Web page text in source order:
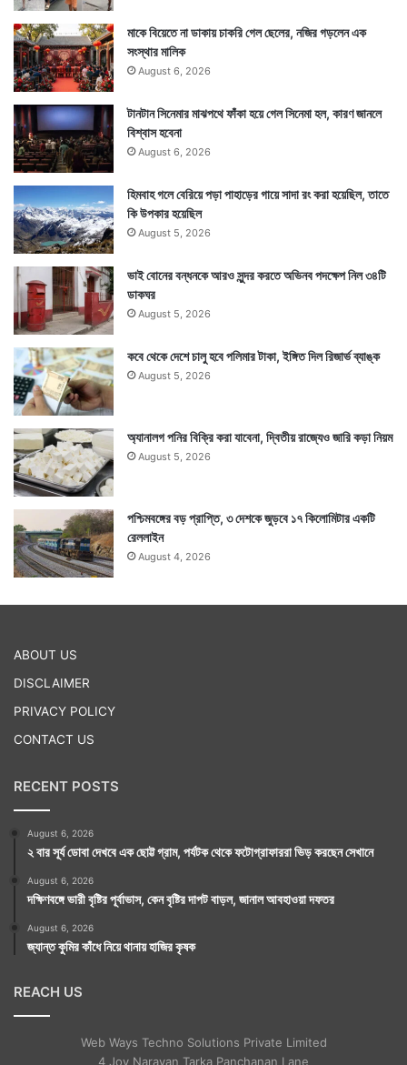
মাকে বিয়েতে না ডাকায় চাকরি গেল ছেলের, নজির গড়লেন এক
সংস্থার মালিক
August 6, 2026
টানটান সিনেমার মাঝপথে ফাঁকা হয়ে গেল সিনেমা হল, কারণ জানলে
বিশ্বাস হবেনা
August 6, 2026
হিমবাহ গলে বেরিয়ে পড়া পাহাড়ের গায়ে সাদা রং করা হয়েছিল, তাতে
কি উপকার হয়েছিল
August 5, 2026
ভাই বোনের বন্ধনকে আরও সুন্দর করতে অভিনব পদক্ষেপ নিল ৩৪টি
ডাকঘর
August 5, 2026
কবে থেকে দেশে চালু হবে পলিমার টাকা, ইঙ্গিত দিল রিজার্ভ ব্যাঙ্ক
August 5, 2026
অ্যানালগ পনির বিক্রি করা যাবেনা, দ্বিতীয় রাজ্যেও জারি কড়া নিয়ম
August 5, 2026
পশ্চিমবঙ্গের বড় প্রাপ্তি, ৩ দেশকে জুড়বে ১৭ কিলোমিটার একটি
রেললাইন
August 4, 2026
ABOUT US
DISCLAIMER
PRIVACY POLICY
CONTACT US
RECENT POSTS
August 6, 2026
২ বার সূর্য ডোবা দেখবে এক ছোট্ট গ্রাম, পর্যটক থেকে ফটোগ্রাফাররা ভিড় করছেন সেখানে
August 6, 2026
দক্ষিণবঙ্গে ভারী বৃষ্টির পূর্বাভাস, কেন বৃষ্টির দাপট বাড়ল, জানাল আবহাওয়া দফতর
August 6, 2026
জ্যান্ত কুমির কাঁধে নিয়ে থানায় হাজির কৃষক
REACH US
Web Ways Techno Solutions Private Limited
4 Joy Narayan Tarka Panchanan Lane